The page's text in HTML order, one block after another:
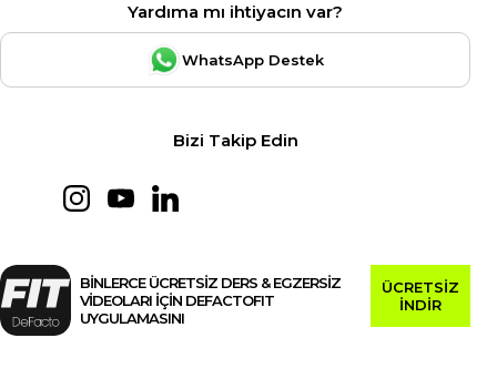
Yardıma mı ihtiyacın var?
WhatsApp Destek
Bizi Takip Edin
BİNLERCE ÜCRETSİZ DERS & EGZERSİZ
VİDEOLARI İÇİN DEFACTOFIT
UYGULAMASINI
ÜCRETSİZ
İNDİR